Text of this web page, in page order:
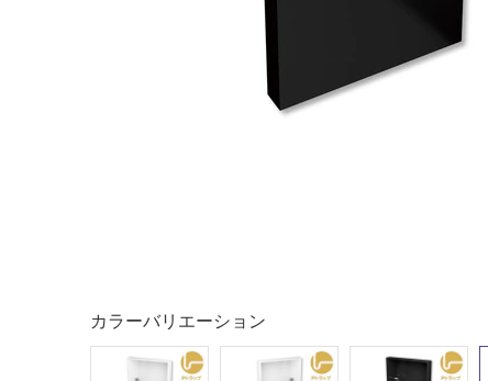
カラーバリエーション